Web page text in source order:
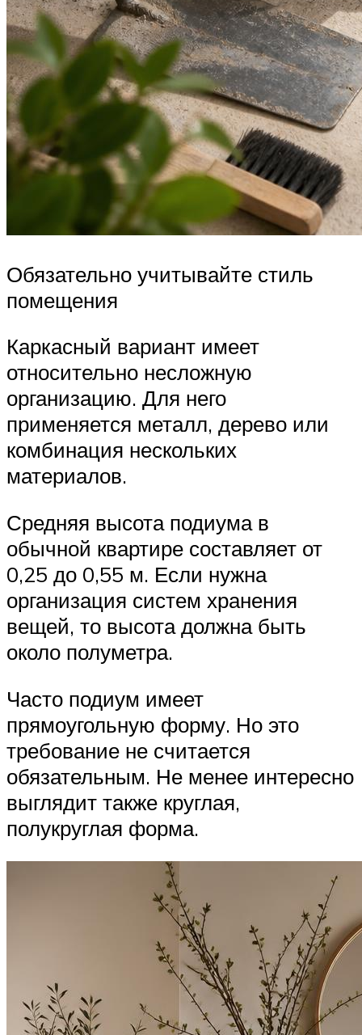
Обязательно учитывайте стиль
помещения
Каркасный вариант имеет
относительно несложную
организацию. Для него
применяется металл, дерево или
комбинация нескольких
материалов.
Средняя высота подиума в
обычной квартире составляет от
0,25 до 0,55 м. Если нужна
организация систем хранения
вещей, то высота должна быть
около полуметра.
Часто подиум имеет
прямоугольную форму. Но это
требование не считается
обязательным. Не менее интересно
выглядит также круглая,
полукруглая форма.